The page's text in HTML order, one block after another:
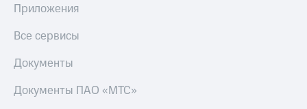
Приложения
Все сервисы
Документы
Документы ПАО «МТС»